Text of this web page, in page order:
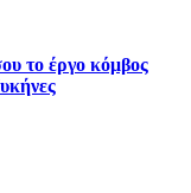
το έργο κόμβος